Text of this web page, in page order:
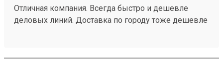
Отличная компания. Всегда быстро и дешевле
деловых линий. Доставка по городу тоже дешевле